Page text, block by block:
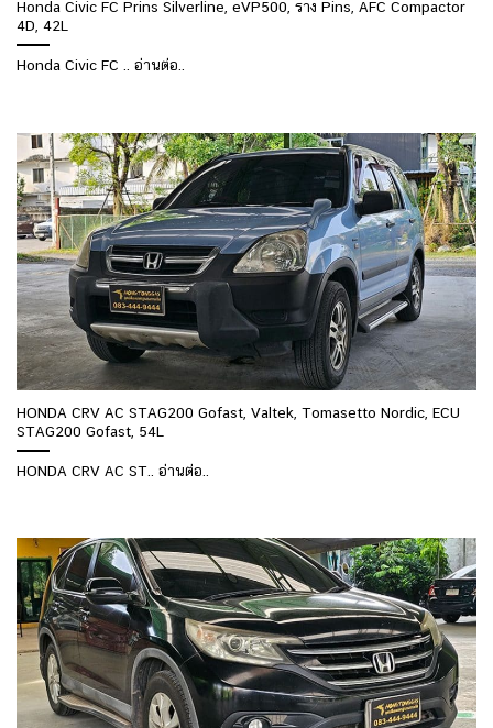
Honda Civic FC Prins Silverline, eVP500, ราง Pins, AFC Compactor
4D, 42L
Honda Civic FC .. อ่านต่อ..
HONDA CRV AC STAG200 Gofast, Valtek, Tomasetto Nordic, ECU
STAG200 Gofast, 54L
HONDA CRV AC ST.. อ่านต่อ..